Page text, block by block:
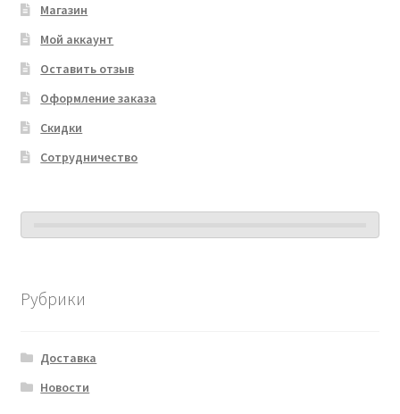
Магазин
Мой аккаунт
Оставить отзыв
Оформление заказа
Скидки
Сотрудничество
Рубрики
Доставка
Новости